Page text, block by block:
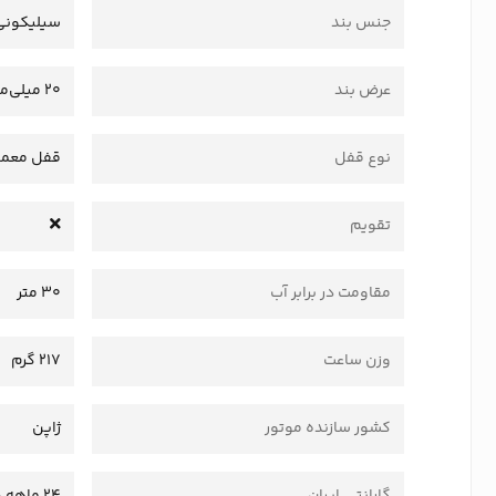
جنس بند
عرض بند 20 میلی‌متر
نوع قفل قفل
تقویم
مقاومت در برابر آب 30 متر
وزن ساعت 217 گرم
کشور سازنده موتور ژاپن